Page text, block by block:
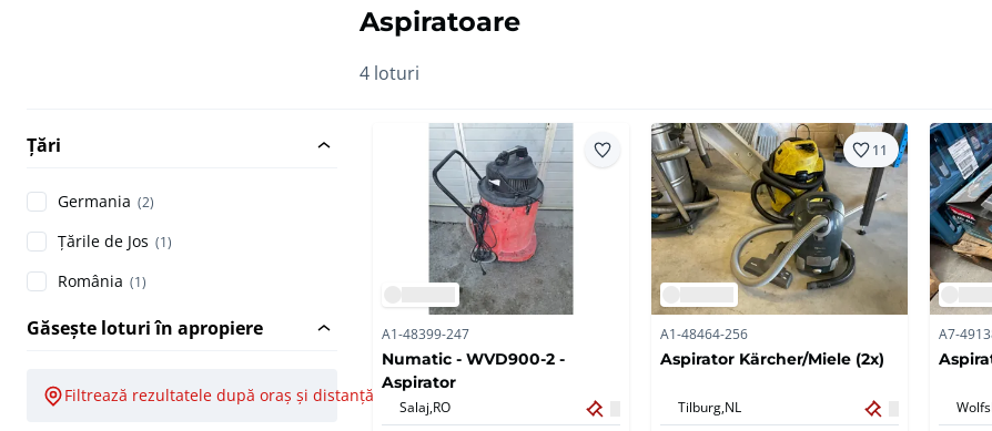
Aspiratoare
4 loturi
Țări
Germania (2)
Țările de Jos (1)
România (1)
Găsește loturi în apropiere
Filtrează rezultatele după oraș și distanță
A1-48399-247
Numatic - WVD900-2 -
Aspirator
Salaj, RO
11
A1-48464-256
Aspirator Kärcher/Miele (2x)
Tilburg, NL
A7-